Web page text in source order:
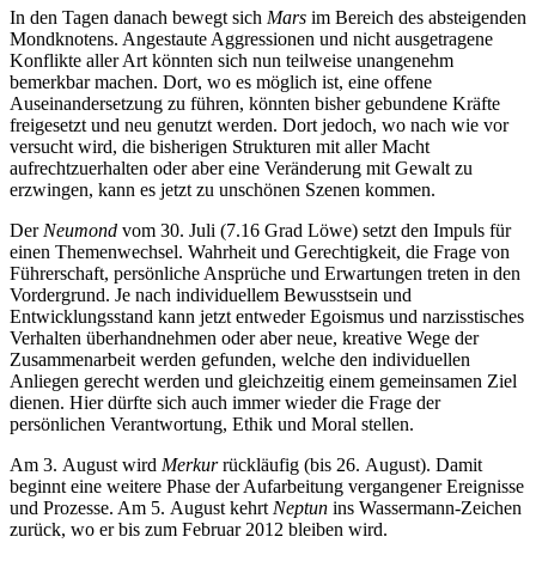
In den Tagen danach bewegt sich Mars im Bereich des absteigenden
Mondknotens. Angestaute Aggressionen und nicht ausgetragene
Konflikte aller Art könnten sich nun teilweise unangenehm
bemerkbar machen. Dort, wo es möglich ist, eine offene
Auseinandersetzung zu führen, könnten bisher gebundene Kräfte
freigesetzt und neu genutzt werden. Dort jedoch, wo nach wie vor
versucht wird, die bisherigen Strukturen mit aller Macht
aufrechtzuerhalten oder aber eine Veränderung mit Gewalt zu
erzwingen, kann es jetzt zu unschönen Szenen kommen.
Der Neumond vom 30. Juli (7.16 Grad Löwe) setzt den Impuls für
einen Themenwechsel. Wahrheit und Gerechtigkeit, die Frage von
Führerschaft, persönliche Ansprüche und Erwartungen treten in den
Vordergrund. Je nach individuellem Bewusstsein und
Entwicklungsstand kann jetzt entweder Egoismus und narzisstisches
Verhalten überhandnehmen oder aber neue, kreative Wege der
Zusammenarbeit werden gefunden, welche den individuellen
Anliegen gerecht werden und gleichzeitig einem gemeinsamen Ziel
dienen. Hier dürfte sich auch immer wieder die Frage der
persönlichen Verantwortung, Ethik und Moral stellen.
Am 3. August wird Merkurrückläufig (bis 26. August). Damit
beginnt eine weitere Phase der Aufarbeitung vergangener Ereignisse
und Prozesse. Am 5. August kehrt Neptun ins Wassermann-Zeichen
zurück, wo er bis zum Februar 2012 bleiben wird.